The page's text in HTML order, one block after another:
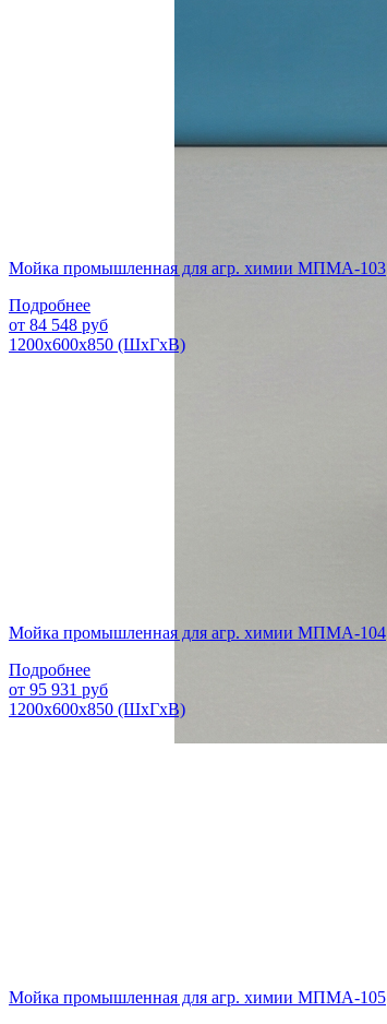
Мойка промышленная для агр. химии МПМА-103
Подробнее
от 84 548 руб
1200х600х850 (ШхГхВ)
Мойка промышленная для агр. химии МПМА-104
Подробнее
от 95 931 руб
1200х600х850 (ШхГхВ)
Мойка промышленная для агр. химии МПМА-105